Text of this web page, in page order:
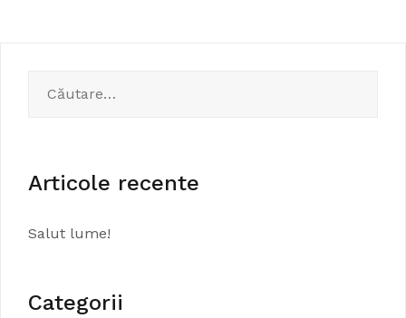
după:
Articole recente
Salut lume!
Categorii